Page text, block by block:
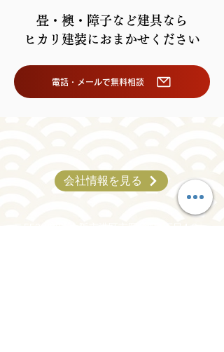
畳・襖・障子など建具なら
ヒカリ建装におまかせください
電話・メールで無料相談
会社情報を見る